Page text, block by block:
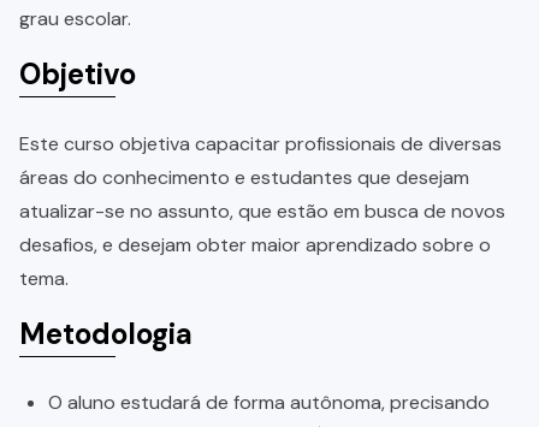
grau escolar.
Objetivo
Este curso objetiva capacitar profissionais de diversas
áreas do conhecimento e estudantes que desejam
atualizar-se no assunto, que estão em busca de novos
desafios, e desejam obter maior aprendizado sobre o
tema.
Metodologia
O aluno estudará de forma autônoma, precisando